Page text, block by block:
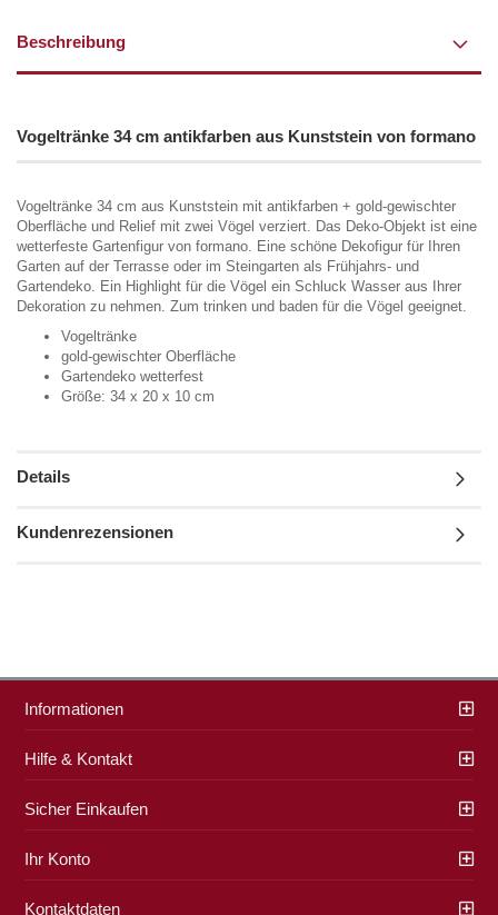
Beschreibung
Vogeltränke 34 cm antikfarben aus Kunststein von formano
Vogeltränke 34 cm aus Kunststein mit antikfarben + gold-gewischter
Oberfläche und Relief mit zwei Vögel verziert. Das Deko-Objekt ist eine
wetterfeste Gartenfigur von formano. Eine schöne Dekofigur für Ihren
Garten auf der Terrasse oder im Steingarten als Frühjahrs- und
Gartendeko. Ein Highlight für die Vögel ein Schluck Wasser aus Ihrer
Dekoration zu nehmen. Zum trinken und baden für die Vögel geeignet.
Vogeltränke
gold-gewischter Oberfläche
Gartendeko wetterfest
Größe: 34 x 20 x 10 cm
Details
Kundenrezensionen
Informationen
Hilfe & Kontakt
Sicher Einkaufen
Ihr Konto
Kontaktdaten